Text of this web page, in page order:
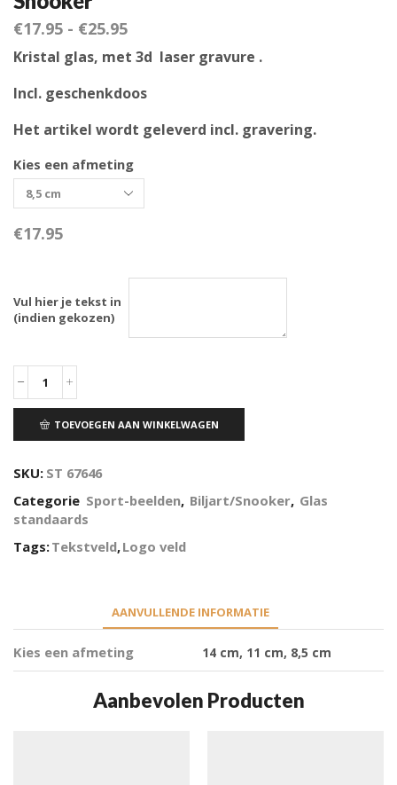
€17.95 - €25.95
Kristal glas, met 3d laser gravure .
Incl. geschenkdoos
Het artikel wordt geleverd incl. gravering.
Kies een afmeting
€17.95
Vul hier je tekst in
(indien gekozen)
TOEVOEGEN AAN WINKELWAGEN
SKU: ST 67646
Categorie Sport-beelden, Biljart/Snooker, Glas
standaards
Tags:Tekstveld,Logo veld
AANVULLENDE INFORMATIE
Kies een afmeting 14 cm, 11 cm, 8,5 cm
Aanbevolen Producten